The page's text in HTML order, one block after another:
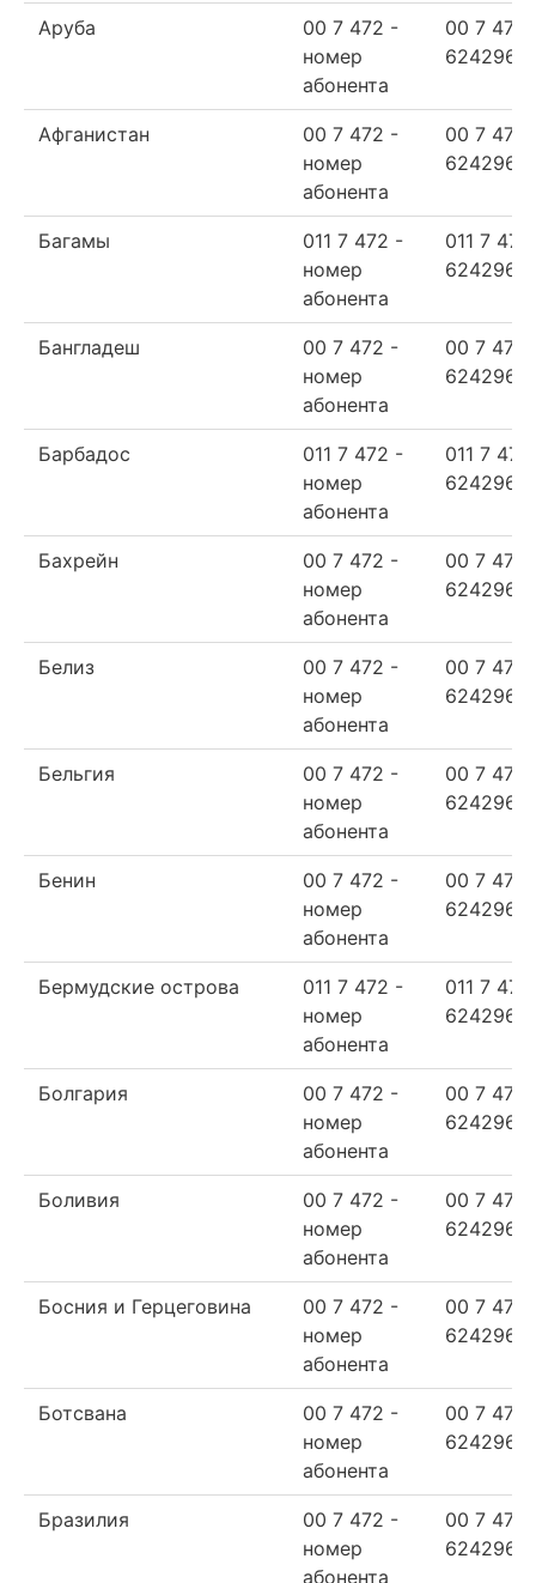
Аруба
00 7 472 -
номер
абонента
00 7 472
624296
Афганистан
00 7 472 -
номер
абонента
00 7 472
624296
Багамы
011 7 472 -
номер
абонента
011 7 472
624296
Бангладеш
00 7 472 -
номер
абонента
00 7 472
624296
Барбадос
011 7 472 -
номер
абонента
011 7 472
624296
Бахрейн
00 7 472 -
номер
абонента
00 7 472
624296
Белиз
00 7 472 -
номер
абонента
00 7 472
624296
Бельгия
00 7 472 -
номер
абонента
00 7 472
624296
Бенин
00 7 472 -
номер
абонента
00 7 472
624296
Бермудские острова
011 7 472 -
номер
абонента
011 7 472
624296
Болгария
00 7 472 -
номер
абонента
00 7 472
624296
Боливия
00 7 472 -
номер
абонента
00 7 472
624296
Босния и Герцеговина
00 7 472 -
номер
абонента
00 7 472
624296
Ботсвана
00 7 472 -
номер
абонента
00 7 472
624296
Бразилия
00 7 472 -
номер
абонента
00 7 472
624296